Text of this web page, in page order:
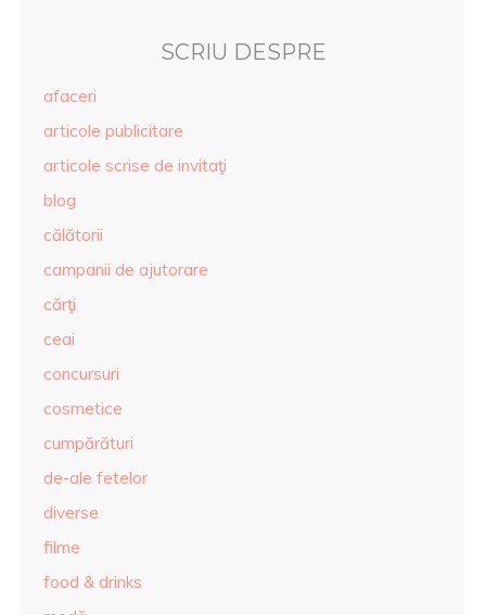
SCRIU DESPRE
afaceri
articole publicitare
articole scrise de invitaţi
blog
călătorii
campanii de ajutorare
cărţi
ceai
concursuri
cosmetice
cumpărături
de-ale fetelor
diverse
filme
food & drinks